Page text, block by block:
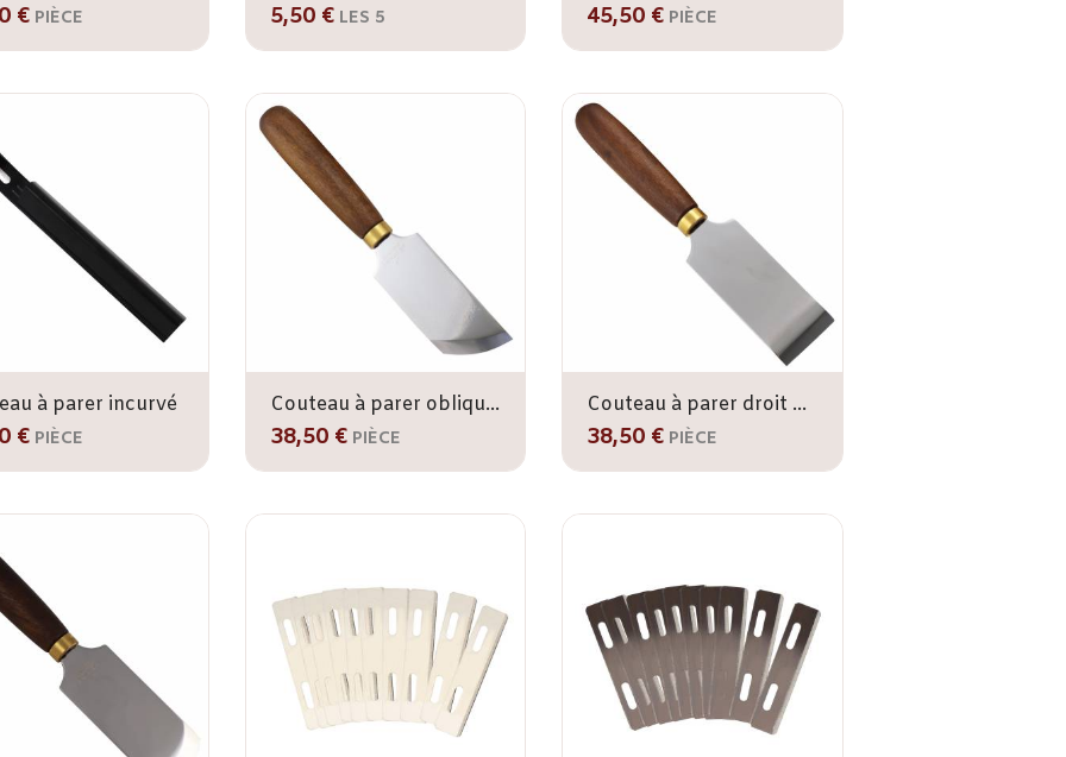
€ PIÈCE 5,50 € LES 5 45,50 € PIÈCE
à parer incurvé
€ PIÈCE
Couteau à parer oblique 180 mm
38,50 € PIÈCE
Couteau à parer droit 180 mm
38,50 € PIÈCE